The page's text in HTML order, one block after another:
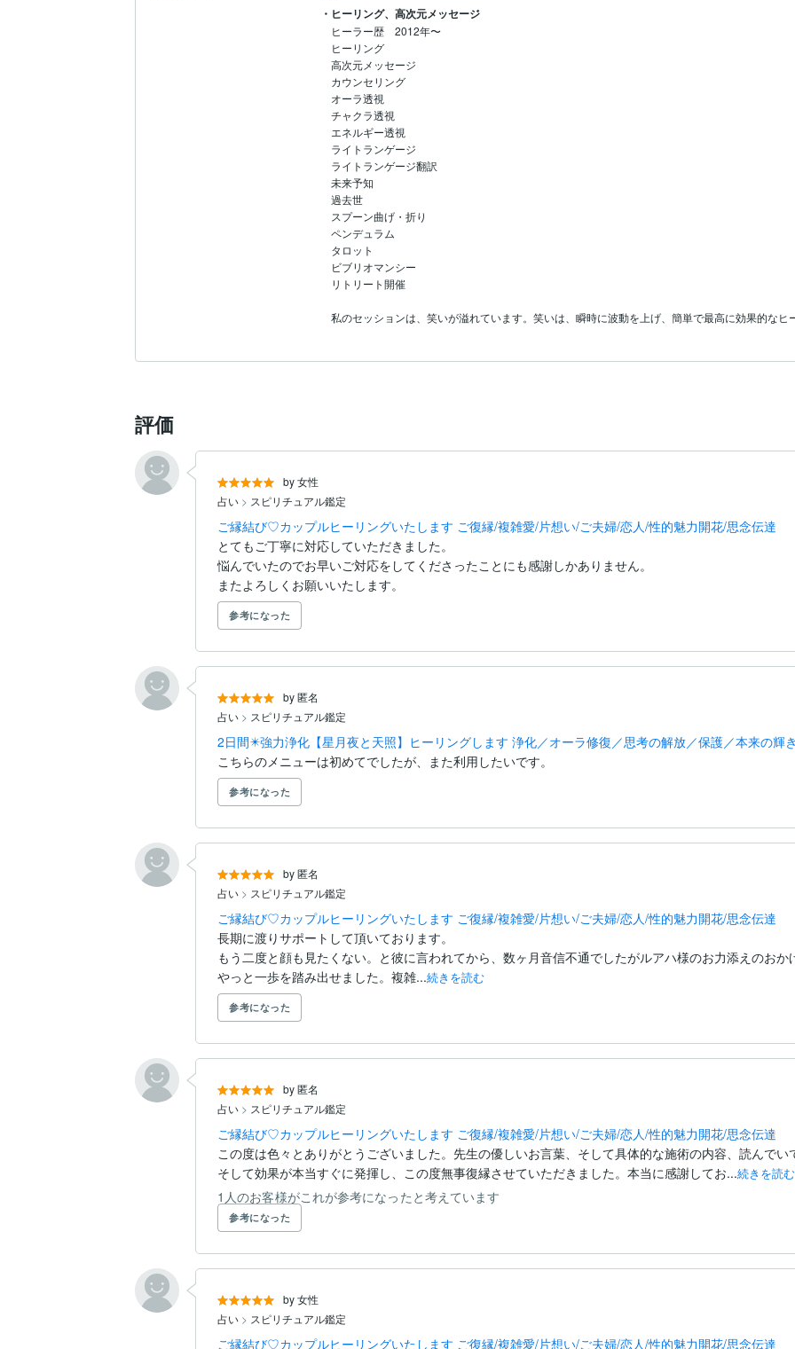
たくさんの愛と感謝を込めて☆彡・ヒーリング、高次元メッセージ
ヒーラー歴　2012年〜
ヒーリング
高次元メッセージ
カウンセリング
オーラ透視
チャクラ透視
エネルギー透視
ライトランゲージ
ライトランゲージ翻訳
未来予知
過去世
スプーン曲げ・折り
ペンデュラム
タロット
ビブリオマンシー
リトリート開催
私のセッションは、笑いが溢れています。笑いは、瞬時に波動を上げ、簡単で最高に効果的なヒ
評価
by 女性
占い > スピリチュアル鑑定
ご縁結び♡カップルヒーリングいたします ご復縁/複雑愛/片想い/ご夫婦/恋人/性的魅力開花/思念伝達
とてもご丁寧に対応していただきました。
悩んでいたのでお早いご対応をしてくださったことにも感謝しかありません。
またよろしくお願いいたします。
参考になった
by 匿名
占い > スピリチュアル鑑定
2日間✴️強力浄化【星月夜と天照】ヒーリングします 浄化／オーラ修復／思考の解放／保護／本来の輝
こちらのメニューは初めてでしたが、また利用したいです。
参考になった
by 匿名
占い > スピリチュアル鑑定
ご縁結び♡カップルヒーリングいたします ご復縁/複雑愛/片想い/ご夫婦/恋人/性的魅力開花/思念伝達
長期に渡りサポートして頂いております。
もう二度と顔も見たくない。と彼に言われてから、数ヶ月音信不通でしたがルアハ様のお力添えのおか
やっと一歩を踏み出せました。複雑...続きを読む
参考になった
by 匿名
占い > スピリチュアル鑑定
ご縁結び♡カップルヒーリングいたします ご復縁/複雑愛/片想い/ご夫婦/恋人/性的魅力開花/思念伝達
この度は色々とありがとうございました。先生の優しいお言葉、そして具体的な施術の内容、読んでい
そして効果が本当すぐに発揮し、この度無事復縁させていただきました。本当に感謝してお...続きを読む
1人のお客様がこれが参考になったと考えています
参考になった
by 女性
占い > スピリチュアル鑑定
ご縁結び♡カップルヒーリングいたします ご復縁/複雑愛/片想い/ご夫婦/恋人/性的魅力開花/思念伝達